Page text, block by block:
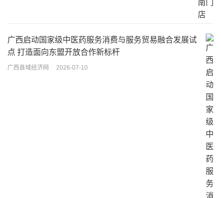
广西启动国家级中医药服务消费与服务贸易融合发展试
点 打造面向东盟开放合作新标杆
广西县域经济网 2026-07-10